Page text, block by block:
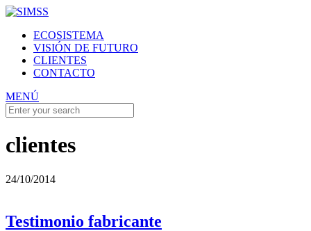
ECOSISTEMA
VISIÓN DE FUTURO
CLIENTES
CONTACTO
MENÚ
clientes
24/10/2014
Testimonio fabricante